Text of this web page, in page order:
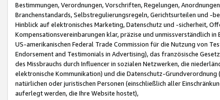
Bestimmungen, Verordnungen, Vorschriften, Regelungen,
Branchenstandards, Selbstregulierungsregeln, Gerichtsurteilen und -
Hinblick auf elektronisches Marketing, Datenschutz und -sicherheit,
Kompensationsvereinbarungen klar, präzise und unmissverständlich
US-amerikanischen Federal Trade Commission für die Nutzung von
Endorsement and Testimonials in Advertising), das französische
des Missbrauchs durch Influencer in sozialen Netzwerken, die
elektronische Kommunikation) und die Datenschutz-
natürlichen oder juristischen Personen (einschließlich aller
auferlegt werden, die Ihre Website hostet),